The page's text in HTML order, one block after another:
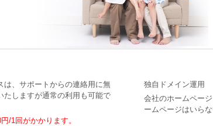
は、サポートからの連絡用に無
たしますが通常の利用も可能で
/1回がかかります。
独自ドメイン運用
会社のホームペー
ームページはいら